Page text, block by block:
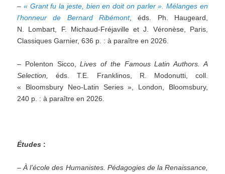
– « Grant fu la jeste, bien en doit on parler ». Mélanges en
l’honneur de Bernard Ribémont, éds. Ph. Haugeard,
N. Lombart, F. Michaud-Fréjaville et J. Véronèse, Paris,
Classiques Garnier, 636 p. : à paraître en 2026.
– Polenton Sicco,Lives of the Famous Latin Authors. A
Selection,
éds. T.E. Franklinos, R. Modonutti, coll.
« Bloomsbury Neo-Latin Series », London, Bloomsbury,
240 p. : à paraître en 2026.
Études :
–À l’école des Humanistes. Pédagogies de la Renaissance,